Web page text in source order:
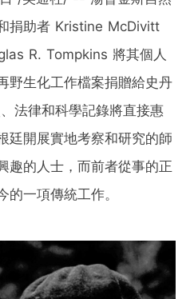
捐助者 Kristine McDivitt
R. Tompkins 將其個人
野生化工作檔案捐贈給史丹
法律和科學記錄將直接惠
廷開展實地考察和研究的師
趣的人士，而前者從事的正
的一項傳統工作。